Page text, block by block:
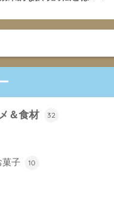
＆食材 32
菓子 10